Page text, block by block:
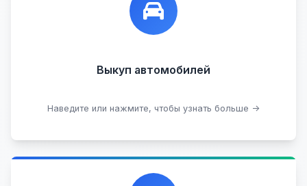
Выкуп автомобилей
Наведите или нажмите, чтобы узнать больше →
любых:
Проблемные
Кредитные
В залоге
Узнать стоимость
Уникальная возможность обменять ваш